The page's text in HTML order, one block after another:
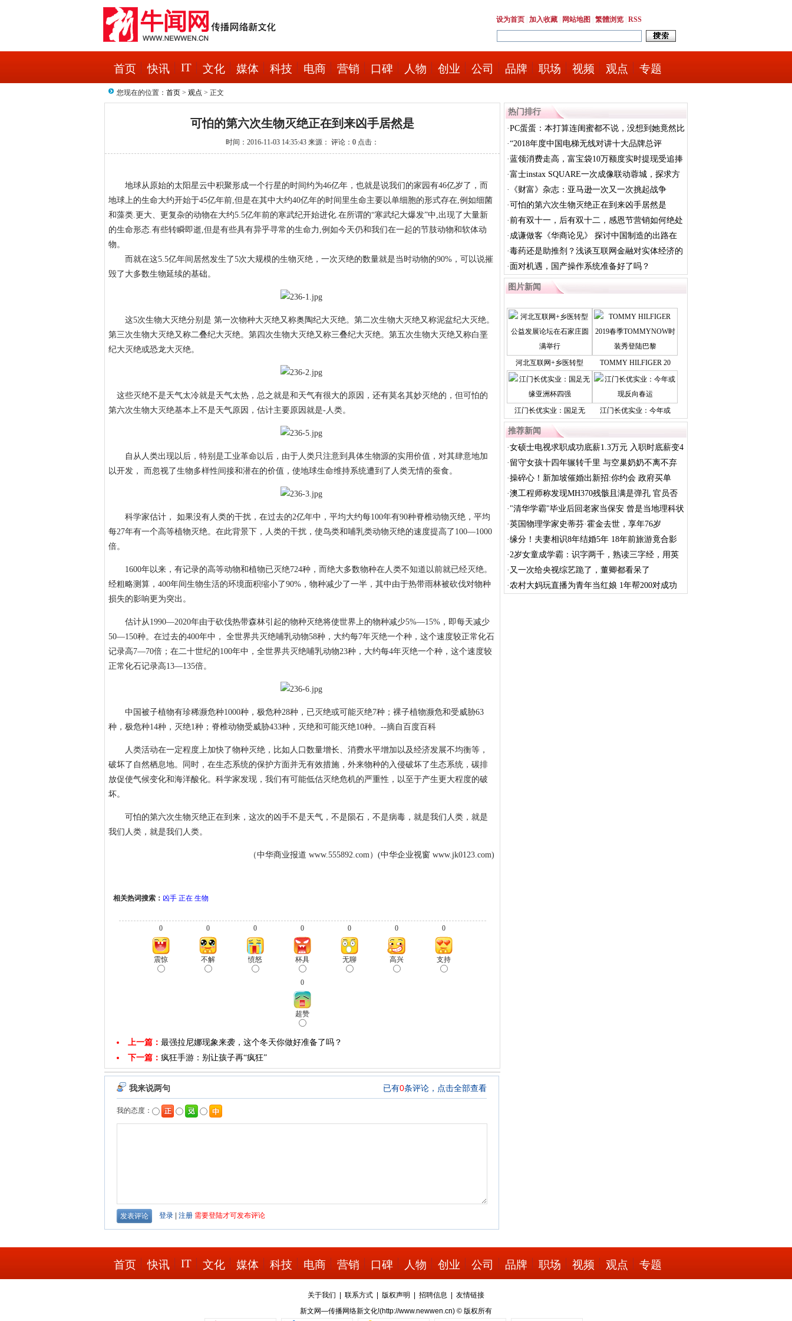
设为首页 加入收藏 网站地图 繁體浏览 RSS
首页 快讯 IT 文化 媒体 科技 电商 营销 口碑 人物 创业 公司 品牌 职场 视频 观点 专题
您现在的位置： 首页 > 观点 > 正文
可怕的第六次生物灭绝正在到来凶手居然是
时间：2016-11-03 14:35:43 来源： 评论： 0 点击：
地球从原始的太阳星云中积聚形成一个行星的时间约为46亿年，也就是说我们的家园有46亿岁了，而
地球上的生命大约开始于45亿年前,但是在其中大约40亿年的时间里生命主要以单细胞的形式存在,例如细菌
和藻类.更大、更复杂的动物在大约5.5亿年前的寒武纪开始进化.在所谓的“寒武纪大爆发”中,出现了大量新
的生命形态.有些转瞬即逝,但是有些具有异乎寻常的生命力,例如今天仍和我们在一起的节肢动物和软体动
物。
而就在这5.5亿年间居然发生了5次大规模的生物灭绝，一次灭绝的数量就是当时动物的90%，可以说摧
毁了大多数生物延续的基础。
这5次生物大灭绝分别是 第一次物种大灭绝又称奥陶纪大灭绝。第二次生物大灭绝又称泥盆纪大灭绝。
第三次生物大灭绝又称二叠纪大灭绝。第四次生物大灭绝又称三叠纪大灭绝。第五次生物大灭绝又称白垩
纪大灭绝或恐龙大灭绝。
这些灭绝不是天气太冷就是天气太热，总之就是和天气有很大的原因，还有莫名其妙灭绝的，但可怕的
第六次生物大灭绝基本上不是天气原因，估计主要原因就是-人类。
自从人类出现以后，特别是工业革命以后，由于人类只注意到具体生物源的实用价值，对其肆意地加
以开发， 而忽视了生物多样性间接和潜在的价值，使地球生命维持系统遭到了人类无情的蚕食。
科学家估计， 如果没有人类的干扰，在过去的2亿年中，平均大约每100年有90种脊椎动物灭绝，平均
每27年有一个高等植物灭绝。在此背景下，人类的干扰，使鸟类和哺乳类动物灭绝的速度提高了100—1000
倍。
1600年以来，有记录的高等动物和植物已灭绝724种，而绝大多数物种在人类不知道以前就已经灭绝。
经粗略测算，400年间生物生活的环境面积缩小了90%，物种减少了一半，其中由于热带雨林被砍伐对物种
损失的影响更为突出。
估计从1990—2020年由于砍伐热带森林引起的物种灭绝将使世界上的物种减少5%—15%，即每天减少
50—150种。在过去的400年中， 全世界共灭绝哺乳动物58种，大约每7年灭绝一个种，这个速度较正常化石
记录高7—70倍；在二十世纪的100年中，全世界共灭绝哺乳动物23种，大约每4年灭绝一个种，这个速度较
正常化石记录高13—135倍。
中国被子植物有珍稀濒危种1000种，极危种28种，已灭绝或可能灭绝7种；裸子植物濒危和受威胁63
种，极危种14种，灭绝1种；脊椎动物受威胁433种，灭绝和可能灭绝10种。--摘自百度百科
人类活动在一定程度上加快了物种灭绝，比如人口数量增长、消费水平增加以及经济发展不均衡等，
破坏了自然栖息地。同时，在生态系统的保护方面并无有效措施，外来物种的入侵破坏了生态系统，碳排
放促使气候变化和海洋酸化。科学家发现，我们有可能低估灭绝危机的严重性，以至于产生更大程度的破
坏。
可怕的第六次生物灭绝正在到来，这次的凶手不是天气，不是陨石，不是病毒，就是我们人类，就是
我们人类，就是我们人类。
（中华商业报道 www.555892.com）(中华企业视窗 www.jk0123.com)
相关热词搜索： 凶手 正在 生物
0
震惊
0
不解
0
愤怒
0
杯具
0
无聊
0
高兴
0
支持
0
超赞
上一篇： 最强拉尼娜现象来袭，这个冬天你做好准备了吗？
下一篇： 疯狂手游：别让孩子再“疯狂”
热门排行
·PC蛋蛋：本打算连闺蜜都不说，没想到她竟然比
我...
·“2018年度中国电梯无线对讲十大品牌总评
榜”荣...
·蓝领消费走高，富宝袋10万额度实时提现受追捧
·富士instax SQUARE一次成像联动蓉城，探求方
形...
·
《财富》杂志：亚马逊一次又一次挑起战争
·可怕的第六次生物灭绝正在到来凶手居然是
·前有双十一，后有双十二，感恩节营销如何绝处
逢生？
· 成谦做客《华商论见》 探讨中国制造的出路在
哪里
·毒药还是助推剂？浅谈互联网金融对实体经济的
影响
· 面对机遇，国产操作系统准备好了吗？
图片新闻
河北互联网+乡医转型 TOMMY HILFIGER 20
江门长优实业：国足无 江门长优实业：今年或
推荐新闻
·女硕士电视求职成功底薪1.3万元 入职时底薪变4
千
· 留守女孩十四年辗转千里 与空巢奶奶不离不弃
·操碎心！新加坡催婚出新招:你约会 政府买单
·澳工程师称发现MH370残骸且满是弹孔 官员否
认
· "清华学霸"毕业后回老家当保安 曾是当地理科状
元
·英国物理学家史蒂芬·霍金去世，享年76岁
·缘分！夫妻相识8年结婚5年 18年前旅游竟合影
同框
·2岁女童成学霸：识字两千，熟读三字经，用英
语数数
· 又一次给央视综艺跪了，董卿都看呆了
·农村大妈玩直播为青年当红娘 1年帮200对成功
首页 快讯 IT 文化 媒体 科技 电商 营销 口碑 人物 创业 公司 品牌 职场 视频 观点 专题
关于我们 联系方式 版权声明 招聘信息
友情链接
新文网—传播网络新文化!(http://www.newwen.cn) © 版权所有